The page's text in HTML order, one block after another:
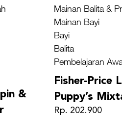
&
Mainan Balita &
Mainan Bayi
Bayi
Balita
Pembelajaran
Fisher-Price
Puppy’s
Rp. 202.900